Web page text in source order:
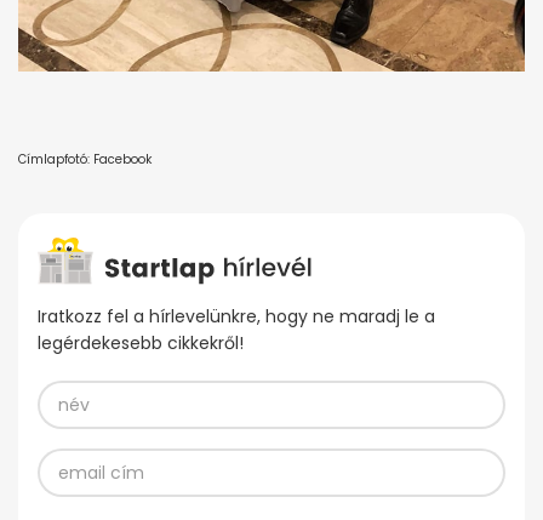
Címlapfotó: Facebook
Iratkozz fel a hírlevelünkre, hogy ne maradj le a
legérdekesebb cikkekről!